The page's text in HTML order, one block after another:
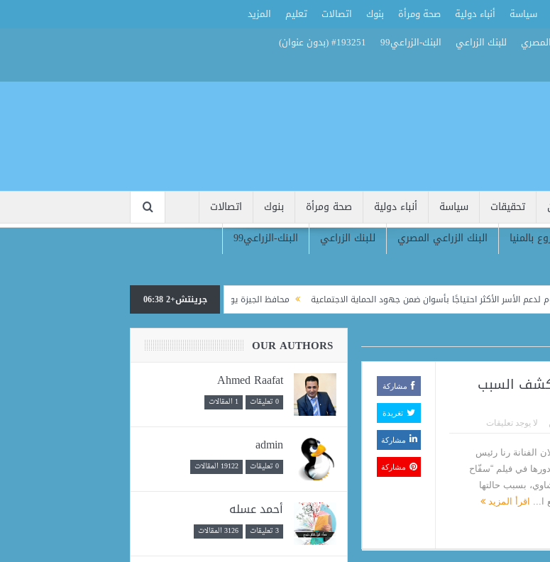
سياسة أنباء دولية صحة ومرأة بنوك اتصالات تعليم
المزيد
للبنك الزراعي البنك-الزراعي99 #193251 (بدون عنوان)
تحقيقات سياسة أنباء دولية صحة ومرأة بنوك
اتصالات
بالمنيا البنك الزراعي المصري للبنك الزراعي
البنك-الزراعي99
محافظ الجيزة يودّع رئيس الوحدة المحلية بناهيا ويوجه برعاية أسرته بعد وفاته أثناء
جرينتش+2 06:38
السبب
لا يوجد تعليقات
الفنانة رنا رئيس
في فيلم “سفّاح
بسبب حالتها
ا... اقرأ المزيد
مشاركة
تغريدة
مشاركة
مشاركة
OUR AUTHORS
Ahmed Raafat
0 تعليقات 1 المقالات
admin
0 تعليقات 19122 المقالات
أحمد عسله
3 تعليقات 3126 المقالات